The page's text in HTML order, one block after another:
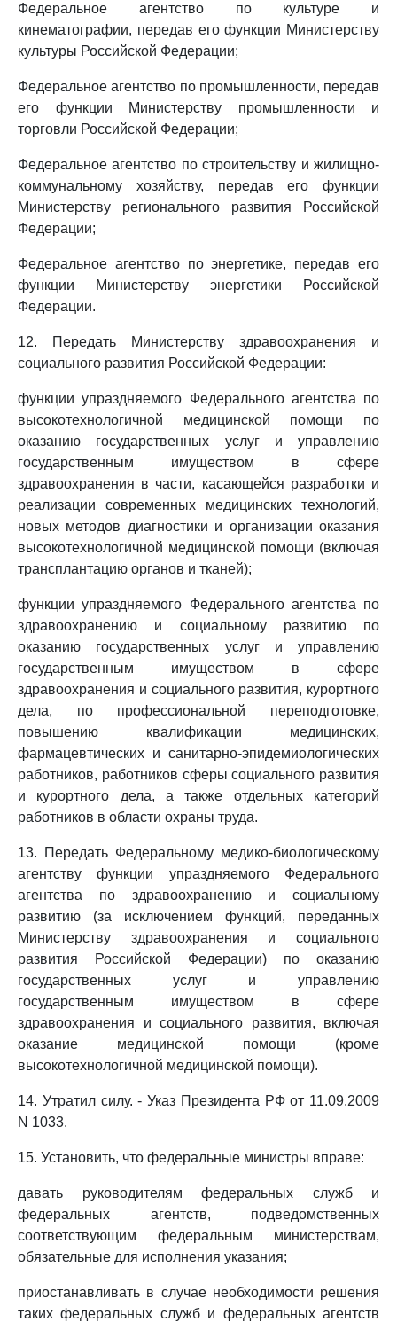
Федеральное агентство по культуре и
кинематографии, передав его функции Министерству
культуры Российской Федерации;
Федеральное агентство по промышленности, передав
его функции Министерству промышленности и
торговли Российской Федерации;
Федеральное агентство по строительству и жилищно-
коммунальному хозяйству, передав его функции
Министерству регионального развития Российской
Федерации;
Федеральное агентство по энергетике, передав его
функции Министерству энергетики Российской
Федерации.
12. Передать Министерству здравоохранения и
социального развития Российской Федерации:
функции упраздняемого Федерального агентства по
высокотехнологичной медицинской помощи по
оказанию государственных услуг и управлению
государственным имуществом в сфере
здравоохранения в части, касающейся разработки и
реализации современных медицинских технологий,
новых методов диагностики и организации оказания
высокотехнологичной медицинской помощи (включая
трансплантацию органов и тканей);
функции упраздняемого Федерального агентства по
здравоохранению и социальному развитию по
оказанию государственных услуг и управлению
государственным имуществом в сфере
здравоохранения и социального развития, курортного
дела, по профессиональной переподготовке,
повышению квалификации медицинских,
фармацевтических и санитарно-эпидемиологических
работников, работников сферы социального развития
и курортного дела, а также отдельных категорий
работников в области охраны труда.
13. Передать Федеральному медико-биологическому
агентству функции упраздняемого Федерального
агентства по здравоохранению и социальному
развитию (за исключением функций, переданных
Министерству здравоохранения и социального
развития Российской Федерации) по оказанию
государственных услуг и управлению
государственным имуществом в сфере
здравоохранения и социального развития, включая
оказание медицинской помощи (кроме
высокотехнологичной медицинской помощи).
14. Утратил силу. - Указ Президента РФ от 11.09.2009
N 1033.
15. Установить, что федеральные министры вправе:
давать руководителям федеральных служб и
федеральных агентств, подведомственных
соответствующим федеральным министерствам,
обязательные для исполнения указания;
приостанавливать в случае необходимости решения
таких федеральных служб и федеральных агентств